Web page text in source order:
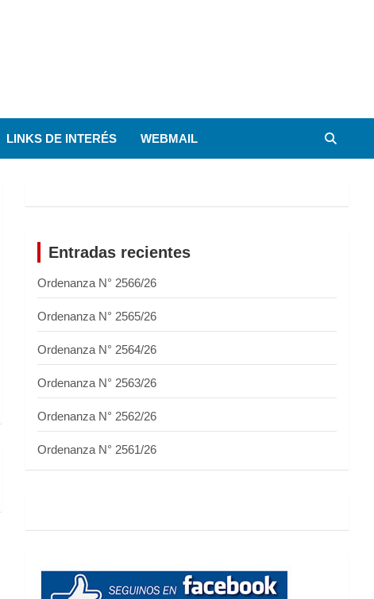
LINKS DE INTERÉS WEBMAIL
Entradas recientes
Ordenanza N° 2566/26
Ordenanza N° 2565/26
Ordenanza N° 2564/26
Ordenanza N° 2563/26
Ordenanza N° 2562/26
Ordenanza N° 2561/26